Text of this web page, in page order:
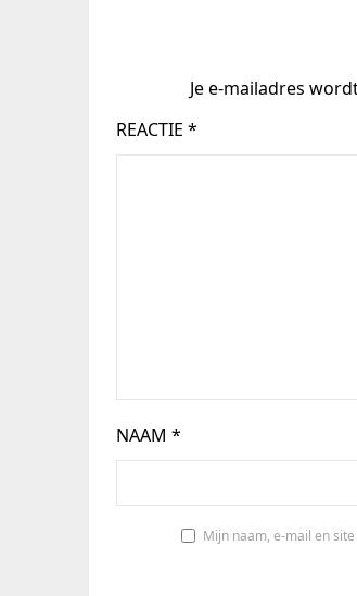
Je e-mailadres
REACTIE *
NAAM *
Mijn naam, e-mail en